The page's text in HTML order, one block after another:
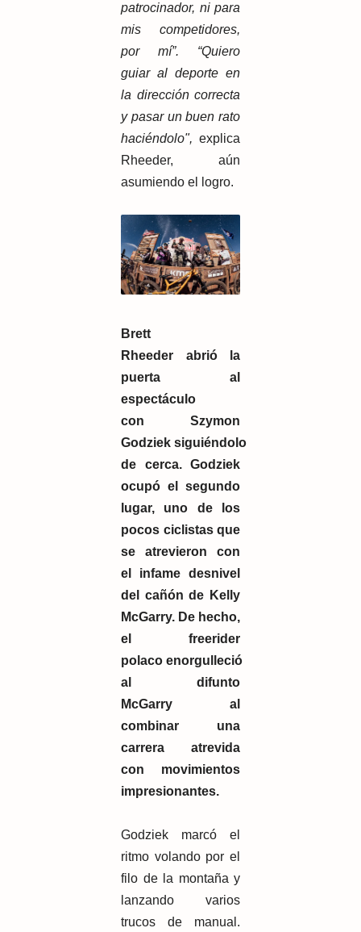
patrocinador, ni para
mis competidores,
por mí”. “Quiero
guiar al deporte en
la dirección correcta
y pasar un buen rato
haciéndolo", explica
Rheeder, aún
asumiendo el logro.
Brett
Rheeder abrió la
puerta al
espectáculo
con Szymon
Godziek siguiéndolo
de cerca. Godziek
ocupó el segundo
lugar, uno de los
pocos ciclistas que
se atrevieron con
el infame desnivel
del cañón de Kelly
McGarry. De hecho,
el freerider
polaco enorgulleció
al difunto
McGarry al
combinar una
carrera atrevida
con movimientos
impresionantes.
Godziek marcó el
ritmo volando por el
filo de la montaña y
lanzando varios
trucos de manual.